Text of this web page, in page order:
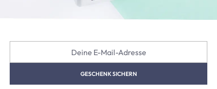
GESCHENK SICHERN